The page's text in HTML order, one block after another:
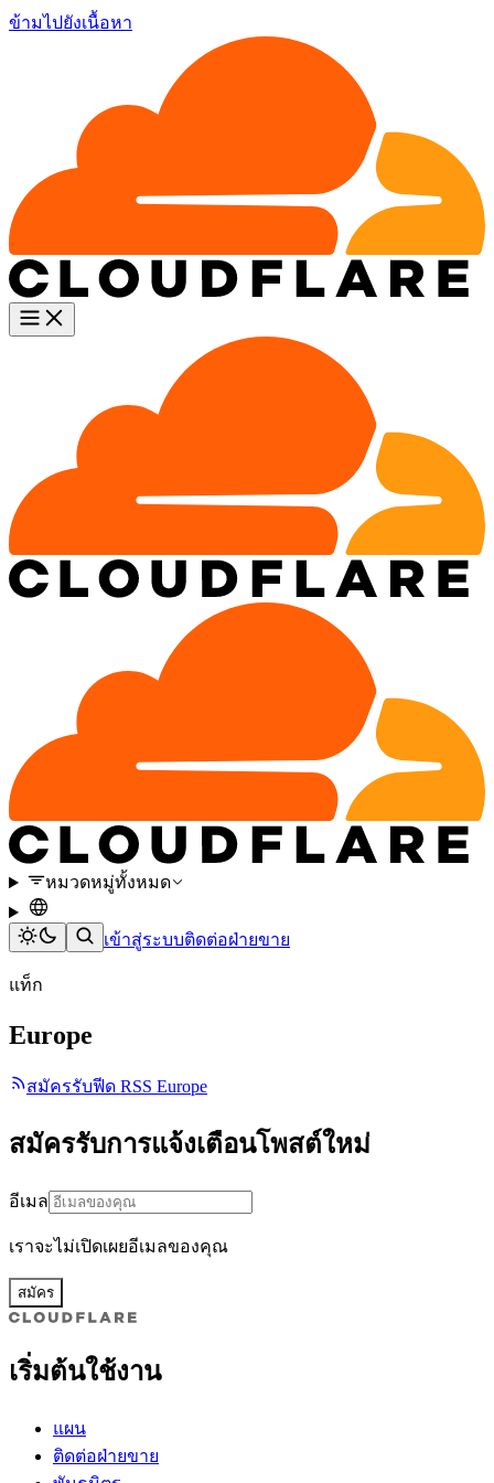
ข้ามไปยังเนื้อหา
หมวดหมู่ทั้งหมด
เข้าสู่ระบบติดต่อฝ่ายขาย
แท็ก
Europe
สมัครรับฟีด RSS Europe
สมัครรับการแจ้งเตือนโพสต์ใหม่
อีเมล
เราจะไม่เปิดเผยอีเมลของคุณ
สมัคร
เริ่มต้นใช้งาน
แผน
ติดต่อฝ่ายขาย